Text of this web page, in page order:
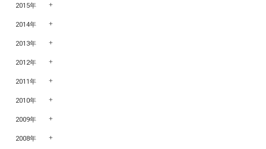
2015年
2014年
2013年
2012年
2011年
2010年
2009年
2008年